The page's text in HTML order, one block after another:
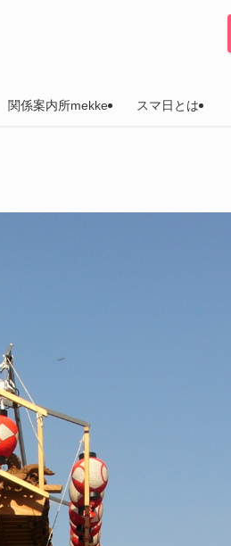
関係案内所mekke スマ日とは